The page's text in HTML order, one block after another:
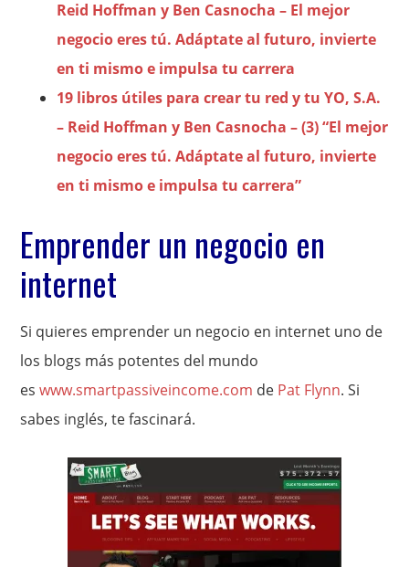
Reid Hoffman y Ben Casnocha – El mejor
negocio eres tú. Adáptate al futuro, invierte
en ti mismo e impulsa tu carrera
19 libros útiles para crear tu red y tu YO, S.A.
– Reid Hoffman y Ben Casnocha – (3) “El mejor
negocio eres tú. Adáptate al futuro, invierte
en ti mismo e impulsa tu carrera”
Emprender un negocio en
internet
Si quieres emprender un negocio en internet uno de
los blogs más potentes del mundo
eswww.smartpassiveincome.com de Pat Flynn. Si
sabes inglés, te fascinará.